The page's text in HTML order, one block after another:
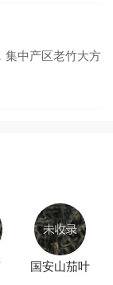
中产区老竹大方
国安山茄叶